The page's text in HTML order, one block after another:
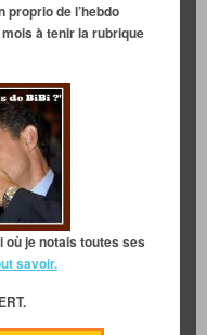
de l’hebdo
à tenir la rubrique
où je notais toutes ses
savoir.